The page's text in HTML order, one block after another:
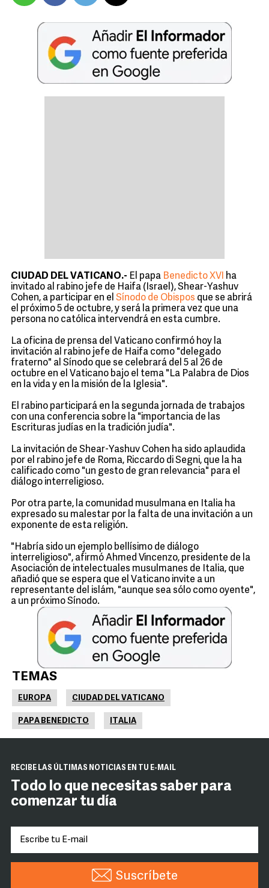
CIUDAD DEL VATICANO.- El papa Benedicto XVI
ha
invitado al rabino jefe de Haifa (Israel), Shear-Yashuv
Cohen, a participar en el Sínodo de Obispos que se abrirá
el próximo 5 de octubre, y será la primera vez que una
persona no católica intervendrá en esta cumbre.
La oficina de prensa del Vaticano confirmó hoy la
invitación al rabino jefe de Haifa como "delegado
fraterno" al Sínodo que se celebrará del 5 al 26 de
octubre en el Vaticano bajo el tema "La Palabra de Dios
en la vida y en la misión de la Iglesia".
El rabino participará en la segunda jornada de trabajos
con una conferencia sobre la "importancia de las
Escrituras judías en la tradición judía".
La invitación de Shear-Yashuv Cohen ha sido aplaudida
por el rabino jefe de Roma, Riccardo di Segni, que la ha
calificado como "un gesto de gran relevancia" para el
diálogo interreligioso.
Por otra parte, la comunidad musulmana en Italia ha
expresado su malestar por la falta de una invitación a un
exponente de esta religión.
"Habría sido un ejemplo bellísimo de diálogo
interreligioso", afirmó Ahmed Vincenzo, presidente de la
Asociación de intelectuales musulmanes de Italia, que
añadió que se espera que el Vaticano invite a un
representante del islám, "aunque sea sólo como oyente",
a un próximo Sínodo.
TEMAS
EUROPA CIUDAD DEL VATICANO
PAPA BENEDICTO ITALIA
RECIBE LAS ÚLTIMAS NOTICIAS EN TU E-MAIL
Todo lo que necesitas saber para
comenzar tu día
Suscríbete